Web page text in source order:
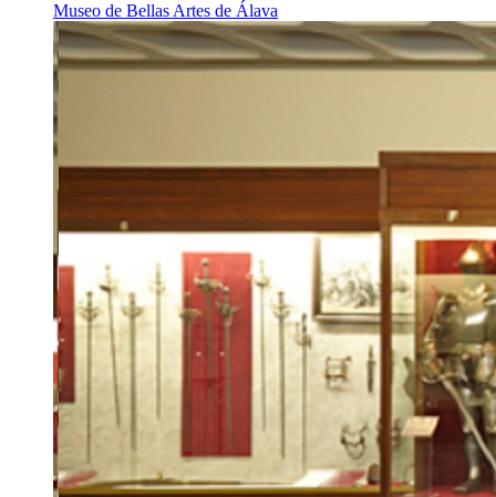
Museo de Bellas Artes de Álava